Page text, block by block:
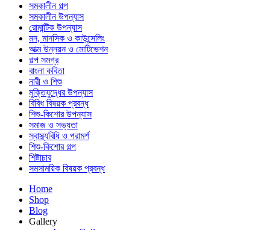
সমকালীন গল্প
সমকালীন উপন্যাস
রোমান্টিক উপন্যাস
মন, মানসিক ও কাউন্সেলিং
আত্ম উন্নয়ন ও মোটিভেশন
গল্প সমগ্র
বাংলা কবিতা
নারী ও শিশু
মুক্তিযুদ্ধের উপন্যাস
বিবিধ বিষয়ক প্রবন্ধ
শিশু-কিশোর উপন্যাস
সমাজ ও সভ্যতা
স্বাস্থ্যবিধি ও পরামর্শ
শিশু-কিশোর গল্প
শিষ্টাচার
সমসাময়িক বিষয়ক প্রবন্ধ
Home
Shop
Blog
Gallery